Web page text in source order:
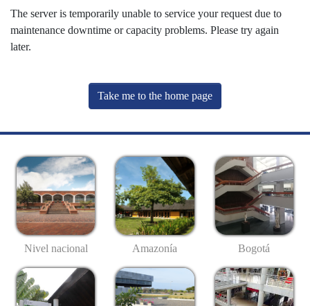
The server is temporarily unable to service your request due to
maintenance downtime or capacity problems. Please try again
later.
Take me to the home page
Nivel nacional Amazonía Bogotá